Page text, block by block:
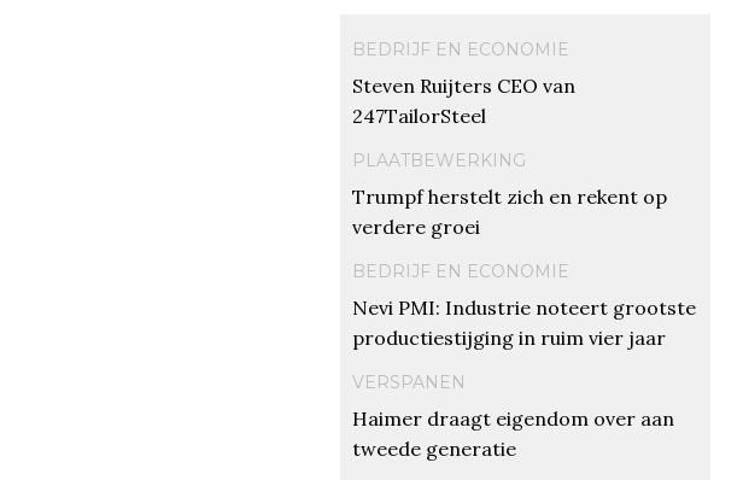
BEDRIJF EN ECONOMIE
Steven Ruijters CEO van
247TailorSteel
PLAATBEWERKING
Trumpf herstelt zich en rekent op
verdere groei
BEDRIJF EN ECONOMIE
Nevi PMI: Industrie noteert grootste
productiestijging in ruim vier jaar
VERSPANEN
Haimer draagt eigendom over aan
tweede generatie